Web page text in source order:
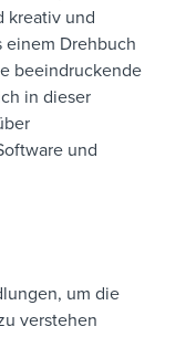
kreativ und
einem Drehbuch
beeindruckende
in dieser
und
um die
verstehen